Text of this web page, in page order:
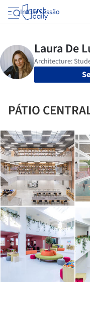
Iniciar sessão
PÁTIO